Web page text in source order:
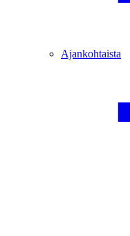
Ajankohtaista